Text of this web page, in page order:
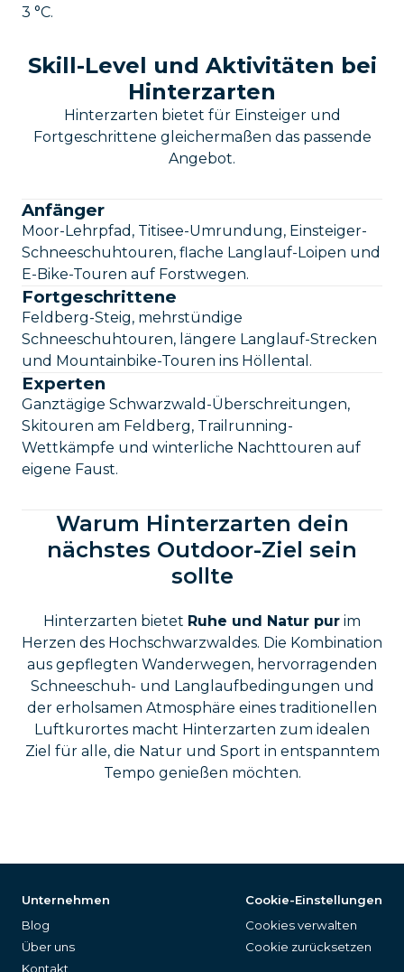
3 °C.
Skill-Level und Aktivitäten bei
Hinterzarten
Hinterzarten bietet für Einsteiger und
Fortgeschrittene gleichermaßen das passende
Angebot.
Anfänger
Moor-Lehrpfad, Titisee-Umrundung, Einsteiger-
Schneeschuhtouren, flache Langlauf-Loipen und
E-Bike-Touren auf Forstwegen.
Fortgeschrittene
Feldberg-Steig, mehrstündige
Schneeschuhtouren, längere Langlauf-Strecken
und Mountainbike-Touren ins Höllental.
Experten
Ganztägige Schwarzwald-Überschreitungen,
Skitouren am Feldberg, Trailrunning-
Wettkämpfe und winterliche Nachttouren auf
eigene Faust.
Warum Hinterzarten dein
nächstes Outdoor-Ziel sein
sollte
Hinterzarten bietet Ruhe und Natur pur im
Herzen des Hochschwarzwaldes. Die Kombination
aus gepflegten Wanderwegen, hervorragenden
Schneeschuh- und Langlaufbedingungen und
der erholsamen Atmosphäre eines traditionellen
Luftkurortes macht Hinterzarten zum idealen
Ziel für alle, die Natur und Sport in entspanntem
Tempo genießen möchten.
Unternehmen
Blog
Über uns
Kontakt
Cookie-Einstellungen
Cookies verwalten
Cookie zurücksetzen